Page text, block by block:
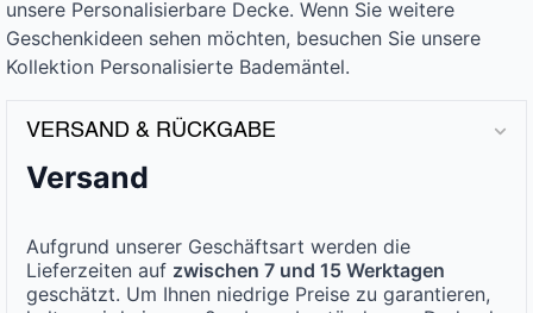
unsere Personalisierbare Decke. Wenn Sie weitere
Geschenkideen sehen möchten, besuchen Sie unsere
Kollektion Personalisierte Bademäntel.
VERSAND & RÜCKGABE
Versand
Aufgrund unserer Geschäftsart werden die
Lieferzeiten auf zwischen 7 und 15 Werktagen
geschätzt. Um Ihnen niedrige Preise zu garantieren,